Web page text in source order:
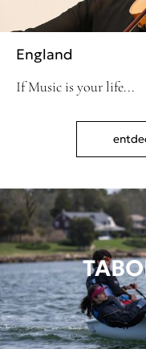
England
If Music is your life...